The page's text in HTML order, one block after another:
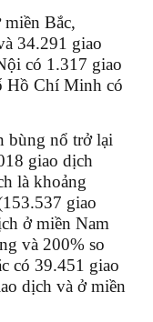
Bắc,
34.291 giao
có 1.317 giao
Hồ Chí Minh có
bùng nổ trở lại
giao dịch
là khoảng
giao
ở miền Nam
và 200% so
có 39.451 giao
dịch và ở miền